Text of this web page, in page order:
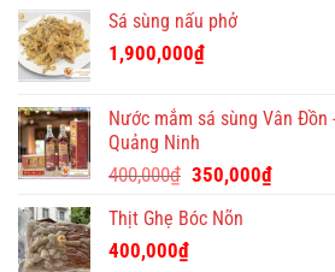
Tết
Việt
chỉ
nghĩa
độc
đáo
Sá sùng nấu phở
1,900,000₫
Nước mắm sá sùng Vân Đồn
Quảng Ninh
400,000₫ Giá
là:
350,000₫Giá
Thịt Ghẹ Bóc Nõn
400,000₫